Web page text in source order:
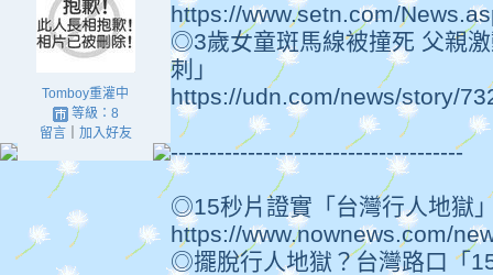
Tomboy重灌中
等級：8
留言｜ 加入好友
https://www.setn.com/
◎3歲女童斑馬線被撞死 父親
刺」
https://udn.com/news/story/
--------------------------------------
◎15秒片證實「台灣行人地獄
https://www.nownews.com/
◎擺脫行人地獄？台灣路口「